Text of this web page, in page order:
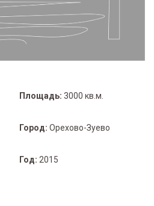
Площадь: 3000 кв.м.
Город: Орехово-Зуево
Год: 2015